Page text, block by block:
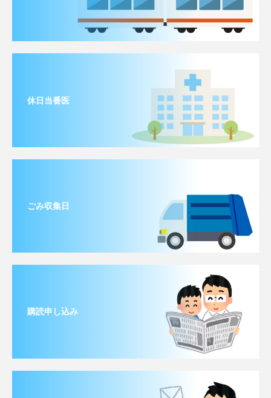
休日当番医
ごみ収集日
購読申し込み